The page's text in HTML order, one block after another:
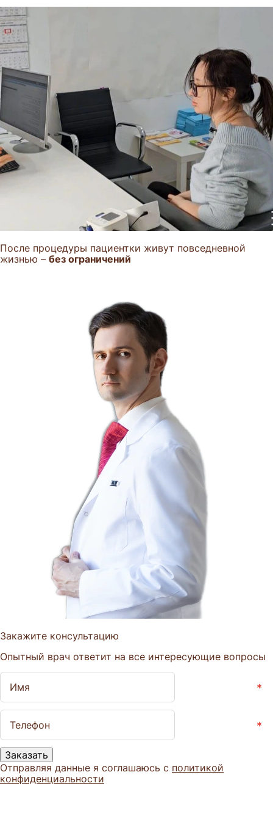
После процедуры пациентки живут повседневной
жизнью – без ограничений
Закажите консультацию
Опытный врач ответит на все интересующие вопросы
Заказать
Отправляя данные я соглашаюсь с политикой
конфиденциальности